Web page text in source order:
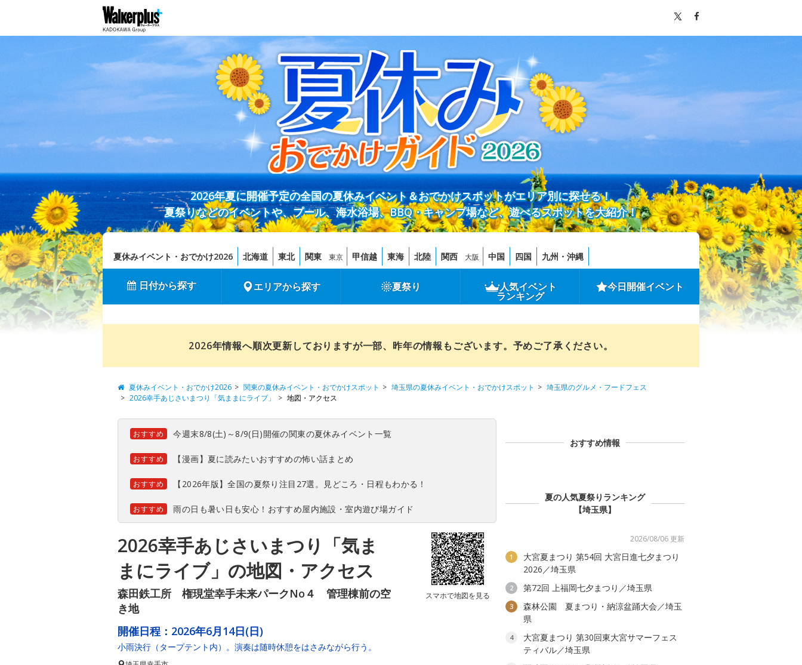
2026年夏に開催予定の全国の夏休みイベント＆おでかけスポットがエリア別に探せる！
夏祭りなどのイベントや、プール、海水浴場、BBQ・キャンプ場など、遊べるスポットを大紹介！
夏休みイベント・おでかけ2026 北海道 東北 関東 東京 甲信越 東海 北陸 関西 大阪 中国 四国 九州・沖縄
日付から探す エリアから探す 夏祭り 人気イベント
ランキング
今日開催イベント
2026年情報へ順次更新しておりますが一部、昨年の情報もございます。予めご了承ください。
夏休みイベント・おでかけ2026 関東の夏休みイベント・おでかけスポット 埼玉県の夏休みイベント・おでかけスポット
埼玉県のグルメ・フードフェス
2026幸手あじさいまつり「気ままにライブ」
地図・アクセス
おすすめ 今週末8/8(土)～8/9(日)開催の関東の夏休みイベント一覧
おすすめ 【漫画】夏に読みたいおすすめの怖い話まとめ
おすすめ 【2026年版】全国の夏祭り注目27選。見どころ・日程もわかる！
おすすめ 雨の日も暑い日も安心！おすすめ屋内施設・室内遊び場ガイド
2026幸手あじさいまつり「気ま
まにライブ」の地図・アクセス
森田鉄工所 権現堂幸手未来パークNo４ 管理棟前の空
き地
スマホで地図を見る
開催日程： 2026年6月14日(日)
小雨決行（タープテント内）。演奏は随時休憩をはさみながら行う。
おすすめ情報
夏の人気夏祭りランキング
【埼玉県】
2026/08/06 更新
1
大宮夏まつり 第54回 大宮日進七夕まつり
2026／埼玉県
2 第72回 上福岡七夕まつり／埼玉県
3
森林公園 夏まつり・納涼盆踊大会／埼玉
県
4
大宮夏まつり 第30回東大宮サマーフェス
ティバル／埼玉県